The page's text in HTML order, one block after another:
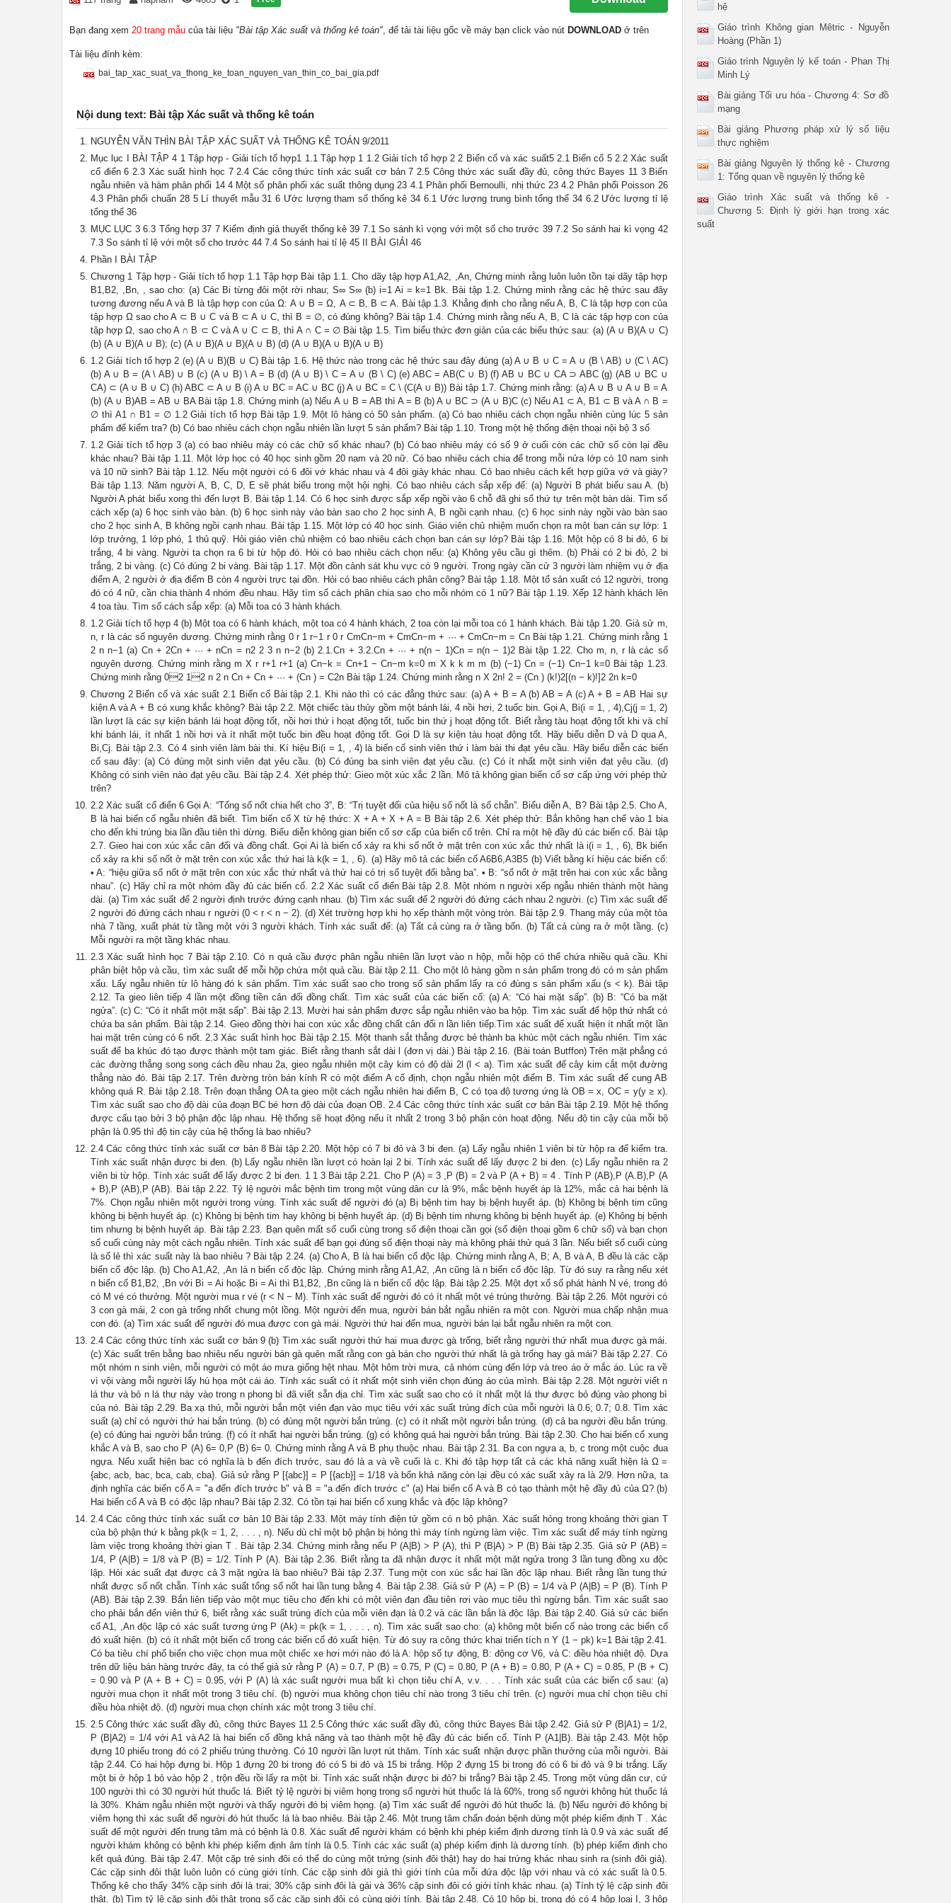
Bạn đang xem 20 trang mẫu của tài liệu "Bài tập Xác suất và thống kê toán", để tải tài liệu gốc về máy bạn click vào nút DOWNLOAD ở trên
Tài liệu đính kèm:
bai_tap_xac_suat_va_thong_ke_toan_nguyen_van_thin_co_bai_gia.pdf
Nội dung text: Bài tập Xác suất và thống kê toán
NGUYỄN VĂN THÌN BÀI TẬP XÁC SUẤT VÀ THỐNG KÊ TOÁN 9/2011
Mục lục I BÀI TẬP 4 1 Tập hợp - Giải tích tổ hợp1 1.1 Tập hợp 1 1.2 Giải tích tổ hợp 2 2 Biến cố và xác suất5 2.1 Biến cố 5 2.2 Xác suất
cổ điển 6 2.3 Xác suất hình học 7 2.4 Các công thức tính xác suất cơ bản 7 2.5 Công thức xác suất đầy đủ, công thức Bayes 11 3 Biến
ngẫu nhiên và hàm phân phối 14 4 Một số phân phối xác suất thông dụng 23 4.1 Phân phối Bernoulli, nhị thức 23 4.2 Phân phối Poisson 26
4.3 Phân phối chuẩn 28 5 Lí thuyết mẫu 31 6 Ước lượng tham số thống kê 34 6.1 Ước lượng trung bình tổng thể 34 6.2 Ước lượng tỉ lệ
tổng thể 36
MỤC LỤC 3 6.3 Tổng hợp 37 7 Kiểm định giả thuyết thống kê 39 7.1 So sánh kì vọng với một số cho trước 39 7.2 So sánh hai kì vọng 42
7.3 So sánh tỉ lệ với một số cho trước 44 7.4 So sánh hai tỉ lệ 45 II BÀI GIẢI 46
Phần I BÀI TẬP
Chương 1 Tập hợp - Giải tích tổ hợp 1.1 Tập hợp Bài tập 1.1. Cho dãy tập hợp A1,A2, ,An, Chứng minh rằng luôn luôn tồn tại dãy tập hợp
B1,B2, ,Bn, , sao cho: (a) Các Bi từng đôi một rời nhau; S∞ S∞ (b) i=1 Ai = k=1 Bk. Bài tập 1.2. Chứng minh rằng các hệ thức sau đây
tương đương nếu A và B là tập hợp con của Ω: A ∪ B = Ω, A ⊂ B, B ⊂ A. Bài tập 1.3. Khẳng định cho rằng nếu A, B, C là tập hợp con của
tập hợp Ω sao cho A ⊂ B ∪ C và B ⊂ A ∪ C, thì B = ∅, có đúng không? Bài tập 1.4. Chứng minh rằng nếu A, B, C là các tập hợp con của
tập hợp Ω, sao cho A ∩ B ⊂ C và A ∪ C ⊂ B, thì A ∩ C = ∅ Bài tập 1.5. Tìm biểu thức đơn giản của các biểu thức sau: (a) (A ∪ B)(A ∪ C)
(b) (A ∪ B)(A ∪ B); (c) (A ∪ B)(A ∪ B)(A ∪ B) (d) (A ∪ B)(A ∪ B)(A ∪ B)
1.2 Giải tích tổ hợp 2 (e) (A ∪ B)(B ∪ C) Bài tập 1.6. Hệ thức nào trong các hệ thức sau đây đúng (a) A ∪ B ∪ C = A ∪ (B \ AB) ∪ (C \ AC)
(b) A ∪ B = (A \ AB) ∪ B (c) (A ∪ B) \ A = B (d) (A ∪ B) \ C = A ∪ (B \ C) (e) ABC = AB(C ∪ B) (f) AB ∪ BC ∪ CA ⊃ ABC (g) (AB ∪ BC ∪
CA) ⊂ (A ∪ B ∪ C) (h) ABC ⊂ A ∪ B (i) A ∪ BC = AC ∪ BC (j) A ∪ BC = C \ (C(A ∪ B)) Bài tập 1.7. Chứng minh rằng: (a) A ∪ B ∪ A ∪ B = A
(b) (A ∪ B)AB = AB ∪ BA Bài tập 1.8. Chứng minh (a) Nếu A ∪ B = AB thì A = B (b) A ∪ BC ⊃ (A ∪ B)C (c) Nếu A1 ⊂ A, B1 ⊂ B và A ∩ B =
∅ thì A1 ∩ B1 = ∅ 1.2 Giải tích tổ hợp Bài tập 1.9. Một lô hàng có 50 sản phẩm. (a) Có bao nhiêu cách chọn ngẫu nhiên cùng lúc 5 sản
phẩm để kiểm tra? (b) Có bao nhiêu cách chọn ngẫu nhiên lần lượt 5 sản phẩm? Bài tập 1.10. Trong một hệ thống điện thoại nội bộ 3 số
1.2 Giải tích tổ hợp 3 (a) có bao nhiêu máy có các chữ số khác nhau? (b) Có bao nhiêu máy có số 9 ở cuối còn các chữ số còn lại đều
khác nhau? Bài tập 1.11. Một lớp học có 40 học sinh gồm 20 nam và 20 nữ. Có bao nhiêu cách chia để trong mỗi nửa lớp có 10 nam sinh
và 10 nữ sinh? Bài tập 1.12. Nếu một người có 6 đôi vớ khác nhau và 4 đôi giày khác nhau. Có bao nhiêu cách kết hợp giữa vớ và giày?
Bài tập 1.13. Năm người A, B, C, D, E sẽ phát biểu trong một hội nghị. Có bao nhiêu cách sắp xếp để: (a) Người B phát biểu sau A. (b)
Người A phát biểu xong thì đến lượt B. Bài tập 1.14. Có 6 học sinh được sắp xếp ngồi vào 6 chỗ đã ghi số thứ tự trên một bàn dài. Tìm số
cách xếp (a) 6 học sinh vào bàn. (b) 6 học sinh này vào bàn sao cho 2 học sinh A, B ngồi cạnh nhau. (c) 6 học sinh này ngồi vào bàn sao
cho 2 học sinh A, B không ngồi cạnh nhau. Bài tập 1.15. Một lớp có 40 học sinh. Giáo viên chủ nhiệm muốn chọn ra một ban cán sự lớp: 1
lớp trưởng, 1 lớp phó, 1 thủ quỹ. Hỏi giáo viên chủ nhiệm có bao nhiêu cách chọn ban cán sự lớp? Bài tập 1.16. Một hộp có 8 bi đỏ, 6 bi
trắng, 4 bi vàng. Người ta chọn ra 6 bi từ hộp đó. Hỏi có bao nhiêu cách chọn nếu: (a) Không yêu cầu gì thêm. (b) Phải có 2 bi đỏ, 2 bi
trắng, 2 bi vàng. (c) Có đúng 2 bi vàng. Bài tập 1.17. Một đồn cảnh sát khu vực có 9 người. Trong ngày cần cử 3 người làm nhiệm vụ ở địa
điểm A, 2 người ở địa điểm B còn 4 người trực tại đồn. Hỏi có bao nhiêu cách phân công? Bài tập 1.18. Một tổ sản xuất có 12 người, trong
đó có 4 nữ, cần chia thành 4 nhóm đều nhau. Hãy tìm số cách phân chia sao cho mỗi nhóm có 1 nữ? Bài tập 1.19. Xếp 12 hành khách lên
4 toa tàu. Tìm số cách sắp xếp: (a) Mỗi toa có 3 hành khách.
1.2 Giải tích tổ hợp 4 (b) Một toa có 6 hành khách, một toa có 4 hành khách, 2 toa còn lại mỗi toa có 1 hành khách. Bài tập 1.20. Giả sử m,
n, r là các số nguyên dương. Chứng minh rằng 0 r 1 r−1 r 0 r CmCn−m + CmCn−m + ··· + CmCn−m = Cn Bài tập 1.21. Chứng minh rằng 1
2 n n−1 (a) Cn + 2Cn + ··· + nCn = n2 2 3 n n−2 (b) 2.1.Cn + 3.2.Cn + ··· + n(n − 1)Cn = n(n − 1)2 Bài tập 1.22. Cho m, n, r là các số
nguyên dương. Chứng minh rằng m X r r+1 r+1 (a) Cn−k = Cn+1 − Cn−m k=0 m X k k m m (b) (−1) Cn = (−1) Cn−1 k=0 Bài tập 1.23.
Chứng minh rằng 02 12 n 2 n Cn + Cn + ··· + (Cn ) = C2n Bài tập 1.24. Chứng minh rằng n X 2n! 2 = (Cn ) (k!)2[(n − k)!]2 2n k=0
Chương 2 Biến cố và xác suất 2.1 Biến cố Bài tập 2.1. Khi nào thì có các đẳng thức sau: (a) A + B = A (b) AB = A (c) A + B = AB Hai sự
kiện A và A + B có xung khắc không? Bài tập 2.2. Một chiếc tàu thủy gồm một bánh lái, 4 nồi hơi, 2 tuốc bin. Gọi A, Bi(i = 1, , 4),Cj(j = 1, 2)
lần lượt là các sự kiện bánh lái hoạt động tốt, nồi hơi thứ i hoạt động tốt, tuốc bin thứ j hoạt động tốt. Biết rằng tàu hoạt động tốt khi và chỉ
khi bánh lái, ít nhất 1 nồi hơi và ít nhất một tuốc bin đều hoạt động tốt. Gọi D là sự kiện tàu hoạt động tốt. Hãy biểu diễn D và D qua A,
Bi,Cj. Bài tập 2.3. Có 4 sinh viên làm bài thi. Kí hiệu Bi(i = 1, , 4) là biến cố sinh viên thứ i làm bài thi đạt yêu cầu. Hãy biểu diễn các biến
cố sau đây: (a) Có đúng một sinh viên đạt yêu cầu. (b) Có đúng ba sinh viên đạt yêu cầu. (c) Có ít nhất một sinh viên đạt yêu cầu. (d)
Không có sinh viên nào đạt yêu cầu. Bài tập 2.4. Xét phép thử: Gieo một xúc xắc 2 lần. Mô tả không gian biến cố sơ cấp ứng với phép thử
trên?
2.2 Xác suất cổ điển 6 Gọi A: “Tổng số nốt chia hết cho 3”, B: “Trị tuyệt đối của hiệu số nốt là số chẵn”. Biểu diễn A, B? Bài tập 2.5. Cho A,
B là hai biến cố ngẫu nhiên đã biết. Tìm biến cố X từ hệ thức: X + A + X + A = B Bài tập 2.6. Xét phép thử: Bắn không hạn chế vào 1 bia
cho đến khi trúng bia lần đầu tiên thì dừng. Biểu diễn không gian biến cố sơ cấp của biến cố trên. Chỉ ra một hệ đầy đủ các biến cố. Bài tập
2.7. Gieo hai con xúc xắc cân đối và đồng chất. Gọi Ai là biến cố xảy ra khi số nốt ở mặt trên con xúc xắc thứ nhất là i(i = 1, , 6), Bk biến
cố xảy ra khi số nốt ở mặt trên con xúc xắc thứ hai là k(k = 1, , 6). (a) Hãy mô tả các biến cố A6B6,A3B5 (b) Viết bằng kí hiệu các biến cố:
• A: “hiệu giữa số nốt ở mặt trên con xúc xắc thứ nhất và thứ hai có trị số tuyệt đối bằng ba”. • B: “số nốt ở mặt trên hai con xúc xắc bằng
nhau”. (c) Hãy chỉ ra một nhóm đầy đủ các biến cố. 2.2 Xác suất cổ điển Bài tập 2.8. Một nhóm n người xếp ngẫu nhiên thành một hàng
dài. (a) Tìm xác suất để 2 người định trước đứng cạnh nhau. (b) Tìm xác suất để 2 người đó đứng cách nhau 2 người. (c) Tìm xác suất để
2 người đó đứng cách nhau r người (0 < r < n − 2). (d) Xét trường hợp khi họ xếp thành một vòng tròn. Bài tập 2.9. Thang máy của một tòa
nhà 7 tầng, xuất phát từ tầng một với 3 người khách. Tính xác suất để: (a) Tất cả cùng ra ở tầng bốn. (b) Tất cả cùng ra ở một tầng. (c)
Mỗi người ra một tầng khác nhau.
2.3 Xác suất hình học 7 Bài tập 2.10. Có n quả cầu được phân ngẫu nhiên lần lượt vào n hộp, mỗi hộp có thể chứa nhiều quả cầu. Khi
phân biệt hộp và cầu, tìm xác suất để mỗi hộp chứa một quả cầu. Bài tập 2.11. Cho một lô hàng gồm n sản phẩm trong đó có m sản phẩm
xấu. Lấy ngẫu nhiên từ lô hàng đó k sản phẩm. Tìm xác suất sao cho trong số sản phẩm lấy ra có đúng s sản phẩm xấu (s < k). Bài tập
2.12. Ta gieo liên tiếp 4 lần một đồng tiền cân đối đồng chất. Tìm xác suất của các biến cố: (a) A: “Có hai mặt sấp”. (b) B: “Có ba mặt
ngửa”. (c) C: “Có ít nhất một mặt sấp”. Bài tập 2.13. Mười hai sản phẩm được sắp ngẫu nhiên vào ba hộp. Tìm xác suất để hộp thứ nhất có
chứa ba sản phẩm. Bài tập 2.14. Gieo đồng thời hai con xúc xắc đồng chất cân đối n lần liên tiếp.Tìm xác suất để xuất hiện ít nhất một lần
hai mặt trên cùng có 6 nốt. 2.3 Xác suất hình học Bài tập 2.15. Một thanh sắt thẳng được bẻ thành ba khúc một cách ngẫu nhiên. Tìm xác
suất để ba khúc đó tạo được thành một tam giác. Biết rằng thanh sắt dài l (đơn vị dài.) Bài tập 2.16. (Bài toán Butffon) Trên mặt phẳng có
các đường thẳng song song cách đều nhau 2a, gieo ngẫu nhiên một cây kim có độ dài 2l (l < a). Tìm xác suất để cây kim cắt một đường
thẳng nào đó. Bài tập 2.17. Trên đường tròn bán kính R có một điểm A cố định, chọn ngẫu nhiên một điểm B. Tìm xác suất để cung AB
không quá R. Bài tập 2.18. Trên đoạn thẳng OA ta gieo một cách ngẫu nhiên hai điểm B, C có tọa độ tương ứng là OB = x, OC = y(y ≥ x).
Tìm xác suất sao cho độ dài của đoạn BC bé hơn độ dài của đoạn OB. 2.4 Các công thức tính xác suất cơ bản Bài tập 2.19. Một hệ thống
được cấu tạo bởi 3 bộ phận độc lập nhau. Hệ thống sẽ hoạt động nếu ít nhất 2 trong 3 bộ phận còn hoạt động. Nếu độ tin cậy của mỗi bộ
phận là 0.95 thì độ tin cậy của hệ thống là bao nhiêu?
2.4 Các công thức tính xác suất cơ bản 8 Bài tập 2.20. Một hộp có 7 bi đỏ và 3 bi đen. (a) Lấy ngẫu nhiên 1 viên bi từ hộp ra để kiểm tra.
Tính xác suất nhận được bi đen. (b) Lấy ngẫu nhiên lần lượt có hoàn lại 2 bi. Tính xác suất để lấy được 2 bi đen. (c) Lấy ngẫu nhiên ra 2
viên bi từ hộp. Tính xác suất để lấy được 2 bi đen. 1 1 3 Bài tập 2.21. Cho P (A) = 3 ,P (B) = 2 và P (A + B) = 4 . Tính P (AB),P (A.B),P (A
+ B),P (AB),P (AB). Bài tập 2.22. Tỷ lệ người mắc bệnh tim trong một vùng dân cư là 9%, mắc bệnh huyết áp là 12%, mắc cả hai bệnh là
7%. Chọn ngẫu nhiên một người trong vùng. Tính xác suất để người đó (a) Bị bệnh tim hay bị bệnh huyết áp. (b) Không bị bệnh tim cũng
không bị bệnh huyết áp. (c) Không bị bệnh tim hay không bị bệnh huyết áp. (d) Bị bệnh tim nhưng không bị bệnh huyết áp. (e) Không bị bệnh
tim nhưng bị bệnh huyết áp. Bài tập 2.23. Bạn quên mất số cuối cùng trong số điện thoại cần gọi (số điện thoại gồm 6 chữ số) và bạn chọn
số cuối cùng này một cách ngẫu nhiên. Tính xác suất để bạn gọi đúng số điện thoại này mà không phải thử quá 3 lần. Nếu biết số cuối cùng
là số lẻ thì xác suất này là bao nhiêu ? Bài tập 2.24. (a) Cho A, B là hai biến cố độc lập. Chứng minh rằng A, B; A, B và A, B đều là các cặp
biến cố độc lập. (b) Cho A1,A2, ,An là n biến cố độc lập. Chứng minh rằng A1,A2, ,An cũng là n biến cố độc lập. Từ đó suy ra rằng nếu xét
n biến cố B1,B2, ,Bn với Bi = Ai hoặc Bi = Ai thì B1,B2, ,Bn cũng là n biến cố độc lập. Bài tập 2.25. Một đợt xổ số phát hành N vé, trong đó
có M vé có thưởng. Một người mua r vé (r < N − M). Tính xác suất để người đó có ít nhất một vé trúng thưởng. Bài tập 2.26. Một người có
3 con gà mái, 2 con gà trống nhốt chung một lồng. Một người đến mua, người bán bắt ngẫu nhiên ra một con. Người mua chấp nhận mua
con đó. (a) Tìm xác suất để người đó mua được con gà mái. Người thứ hai đến mua, người bán lại bắt ngẫu nhiên ra một con.
2.4 Các công thức tính xác suất cơ bản 9 (b) Tìm xác suất người thứ hai mua được gà trống, biết rằng người thứ nhất mua được gà mái.
(c) Xác suất trên bằng bao nhiêu nếu người bán gà quên mất rằng con gà bán cho người thứ nhất là gà trống hay gà mái? Bài tập 2.27. Có
một nhóm n sinh viên, mỗi người có một áo mưa giống hệt nhau. Một hôm trời mưa, cả nhóm cùng đến lớp và treo áo ở mắc áo. Lúc ra về
vì vội vàng mỗi người lấy hú họa một cái áo. Tính xác suất có ít nhất một sinh viên chọn đúng áo của mình. Bài tập 2.28. Một người viết n
lá thư và bỏ n lá thư này vào trong n phong bì đã viết sẵn địa chỉ. Tìm xác suất sao cho có ít nhất một lá thư được bỏ đúng vào phong bì
của nó. Bài tập 2.29. Ba xạ thủ, mỗi người bắn một viên đạn vào mục tiêu với xác suất trúng đích của mỗi người là 0.6; 0.7; 0.8. Tìm xác
suất (a) chỉ có người thứ hai bắn trúng. (b) có đúng một người bắn trúng. (c) có ít nhất một người bắn trúng. (d) cả ba người đều bắn trúng.
(e) có đúng hai người bắn trúng. (f) có ít nhất hai người bắn trúng. (g) có không quá hai người bắn trúng. Bài tập 2.30. Cho hai biến cố xung
khắc A và B, sao cho P (A) 6= 0,P (B) 6= 0. Chứng minh rằng A và B phụ thuộc nhau. Bài tập 2.31. Ba con ngựa a, b, c trong một cuộc đua
ngựa. Nếu xuất hiện bac có nghĩa là b đến đích trước, sau đó là a và về cuối là c. Khi đó tập hợp tất cả các khả năng xuất hiện là Ω =
{abc, acb, bac, bca, cab, cba}. Giả sử rằng P [{abc}] = P [{acb}] = 1/18 và bốn khả năng còn lại đều có xác suất xảy ra là 2/9. Hơn nữa, ta
định nghĩa các biến cố A = "a đến đích trước b" và B = "a đến đích trước c" (a) Hai biến cố A và B có tạo thành một hệ đầy đủ của Ω? (b)
Hai biến cố A và B có độc lập nhau? Bài tập 2.32. Có tồn tại hai biến cố xung khắc và độc lập không?
2.4 Các công thức tính xác suất cơ bản 10 Bài tập 2.33. Một máy tính điện tử gồm có n bộ phận. Xác suất hỏng trong khoảng thời gian T
của bộ phận thứ k bằng pk(k = 1, 2, . . . , n). Nếu dù chỉ một bộ phận bị hỏng thì máy tính ngừng làm việc. Tìm xác suất để máy tính ngừng
làm việc trong khoảng thời gian T . Bài tập 2.34. Chứng minh rằng nếu P (A|B) > P (A), thì P (B|A) > P (B) Bài tập 2.35. Giả sử P (AB) =
1/4, P (A|B) = 1/8 và P (B) = 1/2. Tính P (A). Bài tập 2.36. Biết rằng ta đã nhận được ít nhất một mặt ngửa trong 3 lần tung đồng xu độc
lập. Hỏi xác suất đạt được cả 3 mặt ngửa là bao nhiêu? Bài tập 2.37. Tung một con xúc sắc hai lần độc lập nhau. Biết rằng lần tung thứ
nhất được số nốt chẵn. Tính xác suất tổng số nốt hai lần tung bằng 4. Bài tập 2.38. Giả sử P (A) = P (B) = 1/4 và P (A|B) = P (B). Tính P
(AB). Bài tập 2.39. Bắn liên tiếp vào một mục tiêu cho đến khi có một viên đạn đầu tiên rơi vào mục tiêu thì ngừng bắn. Tìm xác suất sao
cho phải bắn đến viên thứ 6, biết rằng xác suất trúng đích của mỗi viên đạn là 0.2 và các lần bắn là độc lập. Bài tập 2.40. Giả sử các biến
cố A1, ,An độc lập có xác suất tương ứng P (Ak) = pk(k = 1, . . . , n). Tìm xác suất sao cho: (a) không một biến cố nào trong các biến cố
đó xuất hiện. (b) có ít nhất một biến cố trong các biến cố đó xuất hiện. Từ đó suy ra công thức khai triển tích n Y (1 − pk) k=1 Bài tập 2.41.
Có ba tiêu chí phổ biến cho việc chọn mua một chiếc xe hơi mới nào đó là A: hộp số tự động, B: động cơ V6, và C: điều hòa nhiệt độ. Dựa
trên dữ liệu bán hàng trước đây, ta có thể giả sử rằng P (A) = 0.7, P (B) = 0.75, P (C) = 0.80, P (A + B) = 0.80, P (A + C) = 0.85, P (B + C)
= 0.90 và P (A + B + C) = 0.95, với P (A) là xác suất người mua bất kì chọn tiêu chí A, v.v. . . . Tính xác suất của các biến cố sau: (a)
người mua chọn ít nhất một trong 3 tiêu chí. (b) người mua không chọn tiêu chí nào trong 3 tiêu chí trên. (c) người mua chỉ chọn tiêu chí
điều hòa nhiệt độ. (d) người mua chọn chính xác một trong 3 tiêu chí.
2.5 Công thức xác suất đầy đủ, công thức Bayes 11 2.5 Công thức xác suất đầy đủ, công thức Bayes Bài tập 2.42. Giả sử P (B|A1) = 1/2,
P (B|A2) = 1/4 với A1 và A2 là hai biến cố đồng khả năng và tạo thành một hệ đầy đủ các biến cố. Tính P (A1|B). Bài tập 2.43. Một hộp
đựng 10 phiếu trong đó có 2 phiếu trúng thưởng. Có 10 người lần lượt rút thăm. Tính xác suất nhận được phần thưởng của mỗi người. Bài
tập 2.44. Có hai hộp đựng bi. Hộp 1 đựng 20 bi trong đó có 5 bi đỏ và 15 bi trắng. Hộp 2 đựng 15 bi trong đó có 6 bi đỏ và 9 bi trắng. Lấy
một bi ở hộp 1 bỏ vào hộp 2 , trộn đều rồi lấy ra một bi. Tính xác suất nhận được bi đỏ? bi trắng? Bài tập 2.45. Trong một vùng dân cư, cứ
100 người thì có 30 người hút thuốc lá. Biết tỷ lệ người bị viêm họng trong số người hút thuốc lá là 60%, trong số người không hút thuốc lá
là 30%. Khám ngẫu nhiên một người và thấy người đó bị viêm họng. (a) Tìm xác suất để người đó hút thuốc lá. (b) Nếu người đó không bị
viêm họng thì xác suất để người đó hút thuốc lá là bao nhiêu. Bài tập 2.46. Một trung tâm chẩn đoán bệnh dùng một phép kiểm định T . Xác
suất để một người đến trung tâm mà có bệnh là 0.8. Xác suất để người khám có bệnh khi phép kiểm định dương tính là 0.9 và xác suất để
người khám không có bệnh khi phép kiểm định âm tính là 0.5. Tính các xác suất (a) phép kiểm định là dương tính. (b) phép kiểm định cho
kết quả đúng. Bài tập 2.47. Một cặp trẻ sinh đôi có thể do cùng một trứng (sinh đôi thật) hay do hai trứng khác nhau sinh ra (sinh đôi giả).
Các cặp sinh đôi thật luôn luôn có cùng giới tính. Các cặp sinh đôi giả thì giới tính của mỗi đứa độc lập với nhau và có xác suất là 0.5.
Thống kê cho thấy 34% cặp sinh đôi là trai; 30% cặp sinh đôi là gái và 36% cặp sinh đôi có giới tính khác nhau. (a) Tính tỷ lệ cặp sinh đôi
thật. (b) Tìm tỷ lệ cặp sinh đôi thật trong số các cặp sinh đôi có cùng giới tính. Bài tập 2.48. Có 10 hộp bi, trong đó có 4 hộp loại I, 3 hộp
hệ
Giáo trình Không gian Mêtric - Nguyễn
Hoàng (Phần 1)
Giáo trình Nguyên lý kế toán - Phan Thị
Minh Lý
Bài giảng Tối ưu hóa - Chương 4: Sơ đồ
mạng
Bài giảng Phương pháp xử lý số liệu
thực nghiệm
Bài giảng Nguyên lý thống kê - Chương
1: Tổng quan về nguyên lý thống kê
Giáo trình Xác suất và thống kê -
Chương 5: Định lý giới hạn trong xác
suất